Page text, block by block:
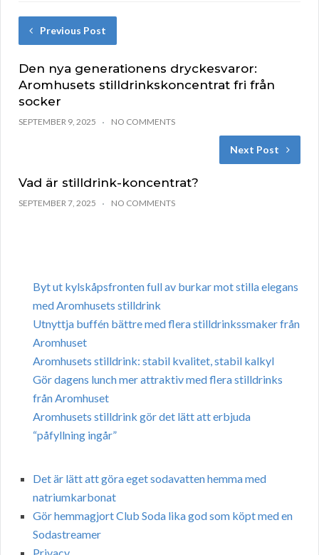
Previous Post
Den nya generationens dryckesvaror:
Aromhusets stilldrinkskoncentrat fri från
socker
SEPTEMBER 9, 2025 NO COMMENTS
Next Post
Vad är stilldrink-koncentrat?
SEPTEMBER 7, 2025 NO COMMENTS
Byt ut kylskåpsfronten full av burkar mot stilla elegans
med Aromhusets stilldrink
Utnyttja buffén bättre med flera stilldrinkssmaker från
Aromhuset
Aromhusets stilldrink: stabil kvalitet, stabil kalkyl
Gör dagens lunch mer attraktiv med flera stilldrinks
från Aromhuset
Aromhusets stilldrink gör det lätt att erbjuda
“påfyllning ingår”
Det är lätt att göra eget sodavatten hemma med
natriumkarbonat
Gör hemmagjort Club Soda lika god som köpt med en
Sodastreamer